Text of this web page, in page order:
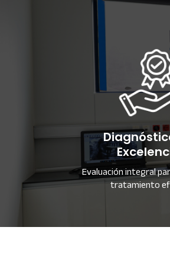
Evaluación integral
tratamiento